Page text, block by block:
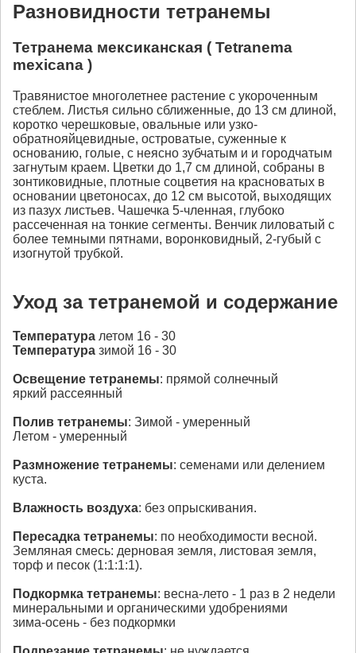
Разновидности тетранемы
Тетранема мексиканская ( Tetranema
mexicana )
Травянистое многолетнее растение с укороченным
стеблем. Листья сильно сближенные, до 13 см длиной,
коротко черешковые, овальные или узко-
обратнояйцевидные, островатые, суженные к
основанию, голые, с неясно зубчатым и и городчатым
загнутым краем. Цветки до 1,7 см длиной, собраны в
зонтиковидные, плотные соцветия на красноватых в
основании цветоносах, до 12 см высотой, выходящих
из пазух листьев. Чашечка 5-членная, глубоко
рассеченная на тонкие сегменты. Венчик лиловатый с
более темными пятнами, воронковидный, 2-губый с
изогнутой трубкой.
Уход за тетранемой и содержание
Температура летом 16 - 30
Температура зимой 16 - 30
Освещение тетранемы: прямой солнечный
яркий рассеянный
Полив тетранемы: Зимой - умеренный
Летом - умеренный
Размножение тетранемы: семенами или делением
куста.
Влажность воздуха: без опрыскивания.
Пересадка тетранемы: по необходимости весной.
Земляная смесь: дерновая земля, листовая земля,
торф и песок (1:1:1:1).
Подкормка тетранемы: весна-лето - 1 раз в 2 недели
минеральными и органическими удобрениями
зима-осень - без подкормки